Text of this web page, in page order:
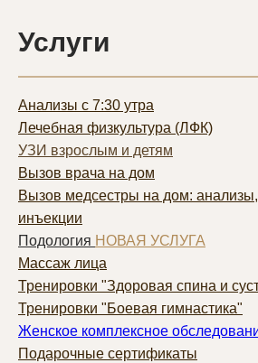
Услуги
Анализы с 7:30 утра
Лечебная физкультура (ЛФК)
УЗИ взрослым и детям
Вызов врача на дом
Вызов медсестры на дом:
инъекции
Подология НОВАЯ УСЛУГА
Массаж лица
Тренировки "Здоровая спина и
Тренировки "Боевая гимнастика"
Женское комплексное
Подарочные сертификаты